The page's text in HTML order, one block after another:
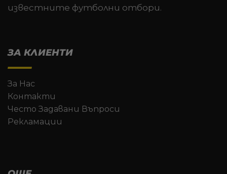
известните футболни отбори.
ЗА КЛИЕНТИ
За Нас
Контакти
Често Задавани Въпроси
Рекламации